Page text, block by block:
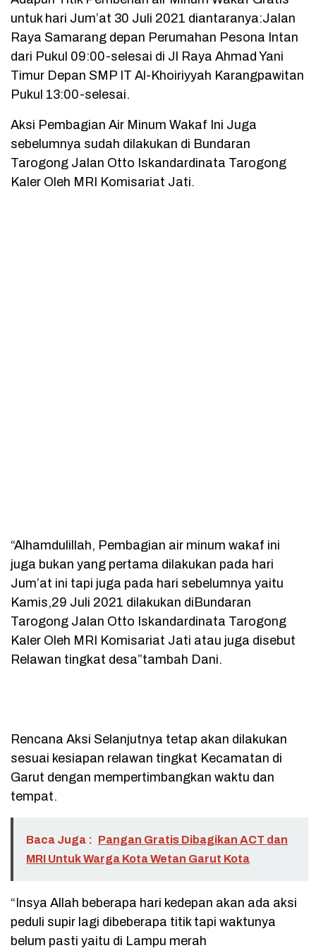
untuk hari Jum’at 30 Juli 2021 diantaranya:Jalan
Raya Samarang depan Perumahan Pesona Intan
dari Pukul 09:00-selesai di Jl Raya Ahmad Yani
Timur Depan SMP IT Al-Khoiriyyah Karangpawitan
Pukul 13:00-selesai.
Aksi Pembagian Air Minum Wakaf Ini Juga
sebelumnya sudah dilakukan di Bundaran
Tarogong Jalan Otto Iskandardinata Tarogong
Kaler Oleh MRI Komisariat Jati.
“Alhamdulillah, Pembagian air minum wakaf ini
juga bukan yang pertama dilakukan pada hari
Jum’at ini tapi juga pada hari sebelumnya yaitu
Kamis,29 Juli 2021 dilakukan diBundaran
Tarogong Jalan Otto Iskandardinata Tarogong
Kaler Oleh MRI Komisariat Jati atau juga disebut
Relawan tingkat desa”tambah Dani.
Rencana Aksi Selanjutnya tetap akan dilakukan
sesuai kesiapan relawan tingkat Kecamatan di
Garut dengan mempertimbangkan waktu dan
tempat.
Baca Juga : Pangan Gratis Dibagikan ACT dan
MRI Untuk Warga Kota Wetan Garut Kota
“Insya Allah beberapa hari kedepan akan ada aksi
peduli supir lagi dibeberapa titik tapi waktunya
belum pasti yaitu di Lampu merah